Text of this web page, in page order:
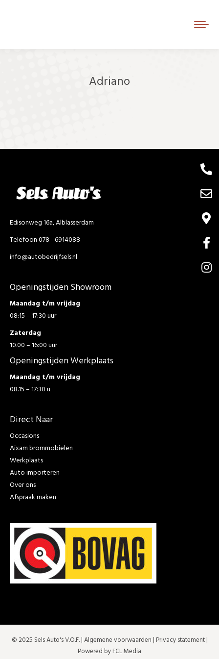
Adriano
Edisonweg 16a, Alblasserdam
Telefoon 078 - 6914088
info@autobedrijfsels.nl
Openingstijden Showroom
Maandag t/m vrijdag
08:15 – 17:30 uur
Zaterdag
10.00 – 16:00 uur
Openingstijden Werkplaats
Maandag t/m vrijdag
08.15 – 17:30 u
Direct Naar
Occasions
Aixam brommobielen
Werkplaats
Auto importeren
Over ons
Afspraak maken
© 2025 Sels Auto's V.O.F. |Algemene voorwaarden | Privacy statement|
Powered by FCL Media